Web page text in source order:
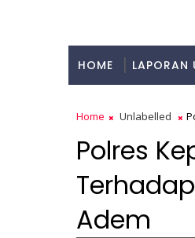
HOME LAPORAN
Home Unlabelled
Polres
Adem